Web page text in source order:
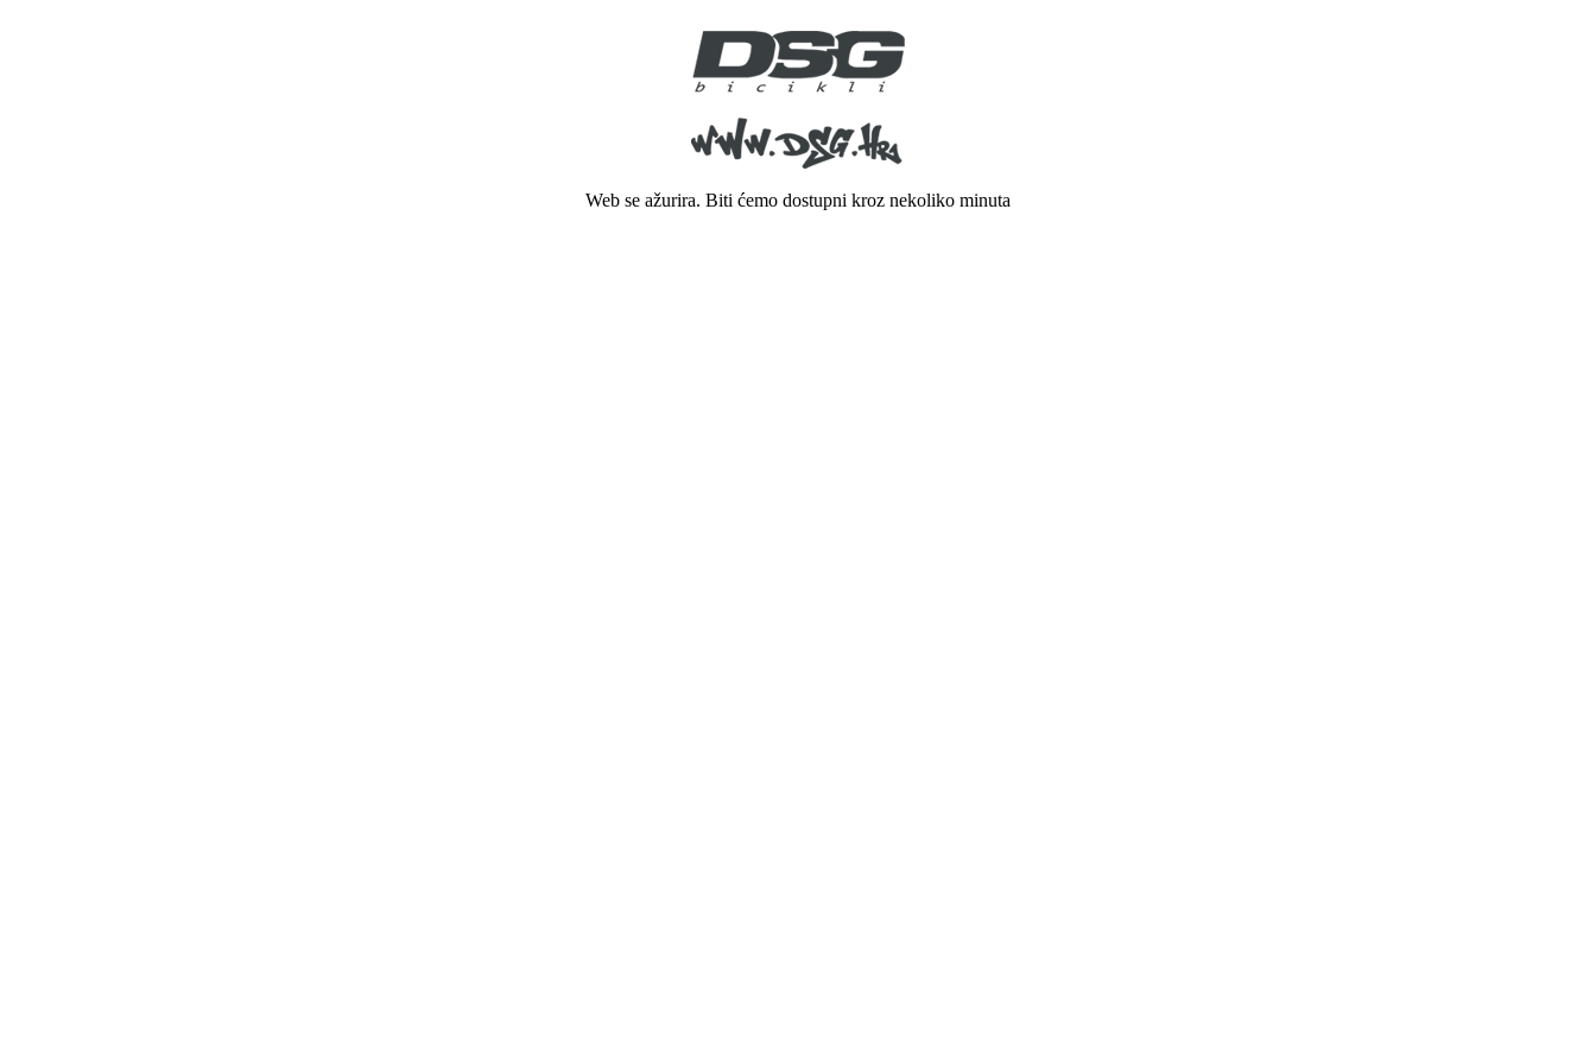
Web se ažurira. Biti ćemo dostupni kroz nekoliko minuta